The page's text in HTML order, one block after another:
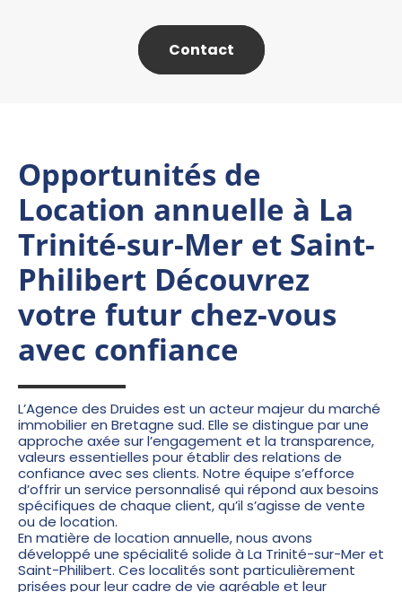
Contact
Opportunités de
Location annuelle à La
Trinité-sur-Mer et Saint-
Philibert Découvrez
votre futur chez-vous
avec confiance
L’Agence des Druides est un acteur majeur du marché
immobilier en Bretagne sud. Elle se distingue par une
approche axée sur l’engagement et la transparence,
valeurs essentielles pour établir des relations de
confiance avec ses clients. Notre équipe s’efforce
d’offrir un service personnalisé qui répond aux besoins
spécifiques de chaque client, qu’il s’agisse de vente
ou de location.
En matière de location annuelle, nous avons
développé une spécialité solide à La Trinité-sur-Mer et
Saint-Philibert. Ces localités sont particulièrement
prisées pour leur cadre de vie agréable et leur